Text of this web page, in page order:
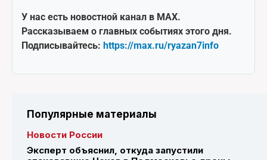
У нас есть новостной канал в MAX.
Рассказываем о главных событиях этого дня.
Подписывайтесь: https://max.ru/ryazan7info
Популярные материалы
Новости России
Эксперт объяснил, откуда запустили